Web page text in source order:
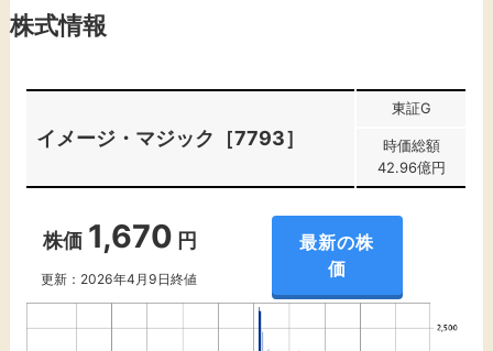
株式情報
イメージ・マジック［7793］
東証G
時価総額
42.96億円
株価 1,670 円
更新：2026年4月9日終値
最新の株
価